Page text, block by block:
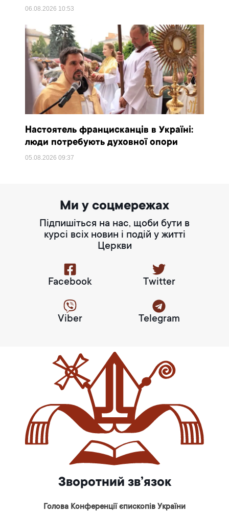
06.08.2026 10:53
Настоятель францисканців в Україні:
люди потребують духовної опори
05.08.202609:37
Ми у соцмережах
Підпишіться на нас, щоби бути в
курсі всіх новин і подій у житті
Церкви
Facebook Twitter
Viber Telegram
Зворотний зв’язок
Голова Конференції єпископів України